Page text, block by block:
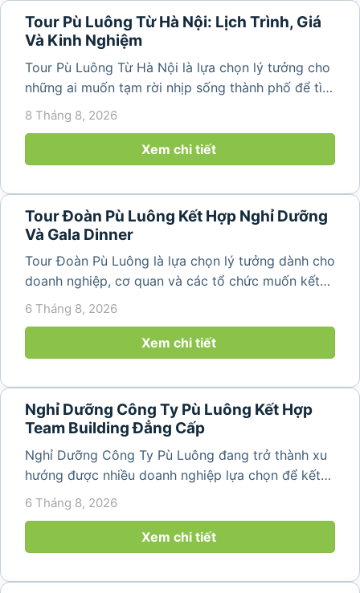
Tour Pù Luông Từ Hà Nội: Lịch Trình, Giá
Và Kinh Nghiệm
Tour Pù Luông Từ Hà Nội là lựa chọn lý tưởng cho
những ai muốn tạm rời nhịp sống thành phố để tìm
về không gian núi rừng xanh mát, những bản làng
yên bình và ruộng bậc thang đặc trưng của Pù
8 Tháng 8, 2026
Xem chi tiết
Tour Đoàn Pù Luông Kết Hợp Nghỉ Dưỡng
Và Gala Dinner
Tour Đoàn Pù Luông là lựa chọn lý tưởng dành cho
doanh nghiệp, cơ quan và các tổ chức muốn kết
hợp nghỉ dưỡng, tham quan và tổ chức các hoạt
nguyên sơ, không khí...
6 Tháng 8, 2026
Xem chi tiết
Nghỉ Dưỡng Công Ty Pù Luông Kết Hợp
Team Building Đẳng Cấp
Nghỉ Dưỡng Công Ty Pù Luông đang trở thành xu
hướng được nhiều doanh nghiệp lựa chọn để kết
hợp giữa nghỉ ngơi, tái tạo năng lượng và xây
dựng tinh thần đồng đội. Thay vì những chuyến du
lịch đơn thuần, nhiều công ty...
6 Tháng 8, 2026
Xem chi tiết